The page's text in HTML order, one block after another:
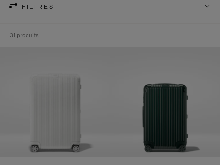
FILTRES
31 produits